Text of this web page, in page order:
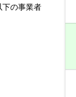
の事業者